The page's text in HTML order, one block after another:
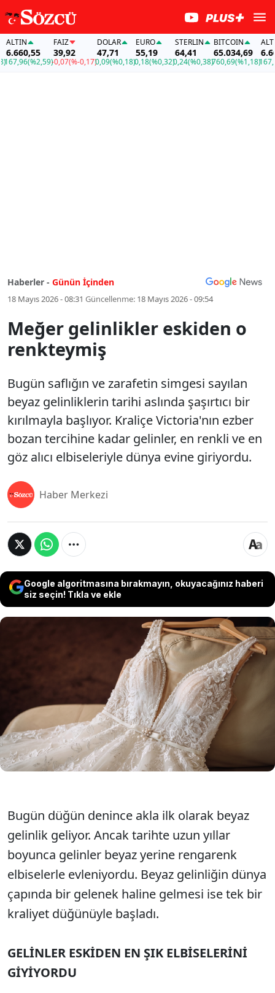
(%2,59)
FAİZ
39,92
-0,07(%-0,17)
DOLAR
47,71
0,09(%0,18)
EURO
55,19
0,18(%0,32)
STERLIN
64,41
0,24(%0,38)
BITCOIN
65.034,69
760,69(%1,18)
ALTIN
167,96
Haberler - Günün İçinden
18 Mayıs 2026 - 08:31 Güncellenme: 18 Mayıs 2026 - 09:54
Meğer gelinlikler eskiden o
renkteymiş
Bugün saflığın ve zarafetin simgesi sayılan
beyaz gelinliklerin tarihi aslında şaşırtıcı bir
kırılmayla başlıyor. Kraliçe Victoria'nın ezber
bozan tercihine kadar gelinler, en renkli ve en
göz alıcı elbiseleriyle dünya evine giriyordu.
Haber Merkezi
Google algoritmasına bırakmayın, okuyacağınız haberi
siz seçin! Tıkla ve ekle
Bugün saflığın ve zarafetin simgesi sayılan
beyaz gelinliklerin tarihi aslında şaşırtıcı bir
kırılmayla başlıyor. Kraliçe Victoria'nın ezber
bozan tercihine kadar gelinler, en renkli ve en
göz alıcı elbiseleriyle dünya evine giriyordu.
Bugün düğün denince akla ilk olarak beyaz
gelinlik geliyor. Ancak tarihte uzun yıllar
boyunca gelinler beyaz yerine rengarenk
elbiselerle evleniyordu. Beyaz gelinliğin dünya
çapında bir gelenek haline gelmesi ise tek bir
kraliyet düğünüyle başladı.
GELİNLER ESKİDEN EN ŞIK ELBİSELERİNİ
GİYİYORDU